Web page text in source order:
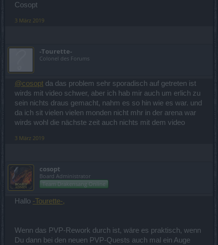
Cosopt
3 März 2019
-Tourette-
Colonel des Forums
@cosopt da das problem sehr sporadisch auf getreten ist
wirds mit video schwer, aber ich hab mir auch um erlich zu
sein nichts draus gemacht, nahm es so hin wie es war. und
da ich sit vielen vielen monden nicht mhr in der arena war
wirds wohl die nächste zeit auch nichts mit dem video
3 März 2019
cosopt
Board Administrator
Team Drakensang Online
Hallo -Tourette-,
Wenn das PVP-Rework durch ist, wäre es praktisch, wenn
Du dann bei den neuen PVP-Quests auch mal ein Auge